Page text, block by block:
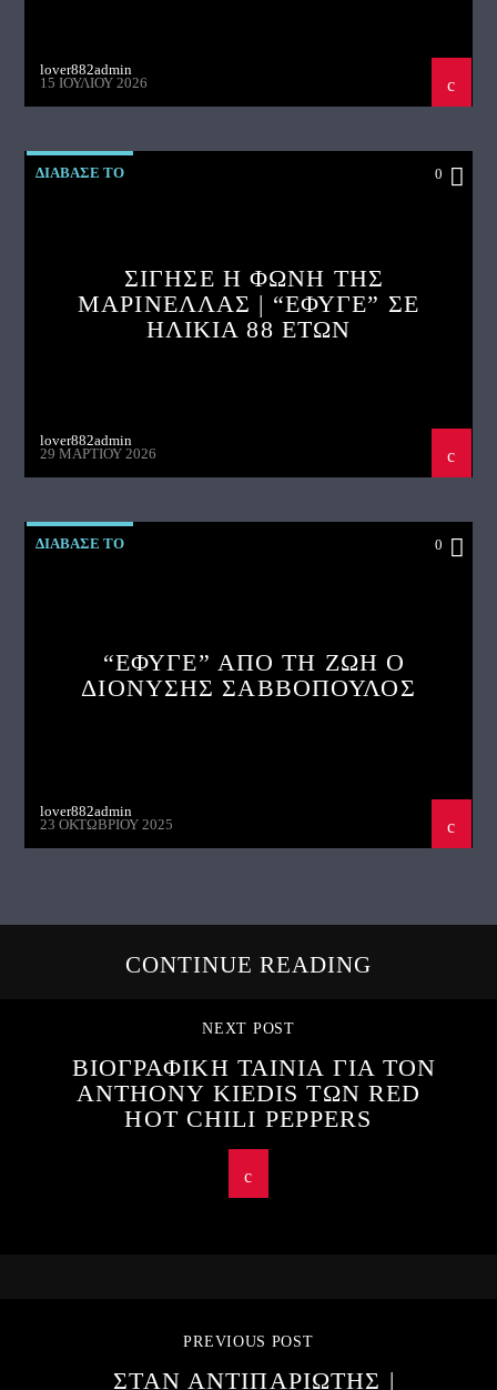
lover882admin
15 ΙΟΥΛΊΟΥ 2026
ΔΙΑΒΑΣΕ ΤΟ 0
ΣΙΓΗΣΕ Η ΦΩΝΗ ΤΗΣ
ΜΑΡΙΝΕΛΛΑΣ | “ΕΦΥΓΕ” ΣΕ
ΗΛΙΚΙΑ 88 ΕΤΩΝ
lover882admin
29 ΜΑΡΤΊΟΥ 2026
ΔΙΑΒΑΣΕ ΤΟ 0
“ΕΦΥΓΕ” ΑΠΟ ΤΗ ΖΩΗ Ο
ΔΙΟΝΥΣΗΣ ΣΑΒΒΟΠΟΥΛΟΣ
lover882admin
23 ΟΚΤΩΒΡΊΟΥ 2025
CONTINUE READING
NEXT POST
ΒΙΟΓΡΑΦΙΚΗ ΤΑΙΝΙΑ ΓΙΑ ΤΟΝ
ANTHONY KIEDIS ΤΩΝ RED
HOT CHILI PEPPERS
PREVIOUS POST
ΣΤΑΝ ΑΝΤΙΠΑΡΙΩΤΗΣ |